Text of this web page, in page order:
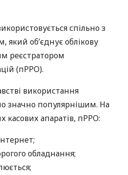
спільно з
який об’єднує облікову
реєстратором
(пРРО).
використання
значно популярнішим. На
касових апаратів, пРРО:
обладнання;